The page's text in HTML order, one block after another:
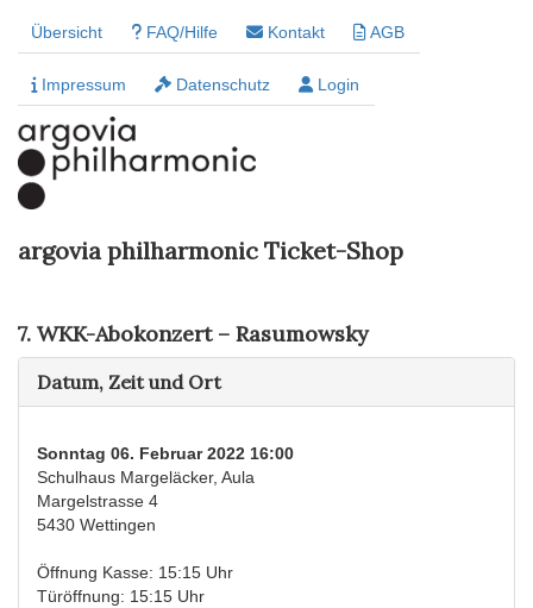
Übersicht FAQ/Hilfe Kontakt AGB
Impressum Datenschutz Login
argovia philharmonic Ticket-Shop
7. WKK-Abokonzert – Rasumowsky
Datum, Zeit und Ort
Sonntag 06. Februar 2022 16:00
Schulhaus Margeläcker, Aula
Margelstrasse 4
5430 Wettingen
Öffnung Kasse: 15:15 Uhr
Türöffnung: 15:15 Uhr